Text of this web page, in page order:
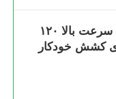
دستگاه کشش با سرعت بالا ۱۲۰
کشش خودکار